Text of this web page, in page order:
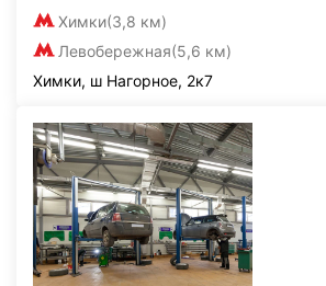
Химки(3,8 км)
Левобережная(5,6 км)
Химки, ш Нагорное, 2к7